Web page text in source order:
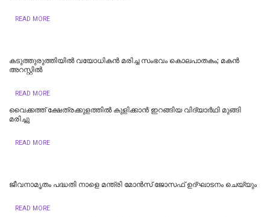
READ MORE
കടുത്തുരുത്തിയിൽ വയോധികന്‍ മരിച്ച സംഭവം കൊലപാതകം; മകന്‍
അറസ്റ്റില്‍
READ MORE
വൈക്കത്ത് ക്ഷേത്രക്കുളത്തിൽ കുളിക്കാൻ ഇറങ്ങിയ വിദ്യാർഥി മുങ്ങി
മരിച്ചു
READ MORE
ജീവനാമൃതം പദ്ധതി നാളെ മന്ത്രി മോന്‍സ് ജോസഫ് ഉദ്ഘാടനം ചെയ്യും
READ MORE